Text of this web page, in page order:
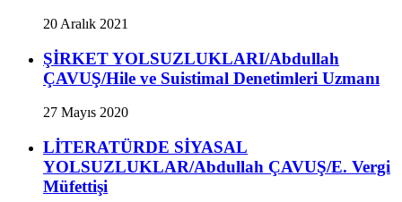
20 Aralık 2021
ŞİRKET YOLSUZLUKLARI/Abdullah
ÇAVUŞ/Hile ve Suistimal Denetimleri Uzmanı
27 Mayıs 2020
LİTERATÜRDE SİYASAL
YOLSUZLUKLAR/Abdullah ÇAVUŞ/E. Vergi
Müfettişi